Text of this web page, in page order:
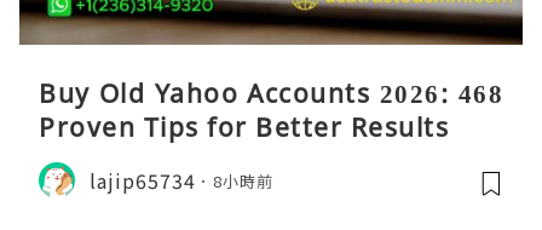
Buy Old Yahoo Accounts 2026: 468
Proven Tips for Better Results
lajip65734 8小時前